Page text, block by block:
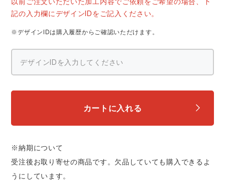
記の入力欄にデザインIDをご記入ください。
※デザインIDは購入履歴からご確認いただけます。
カートに入れる
※納期について
受注後お取り寄せの商品です。欠品していても購入できるよ
うにしています。